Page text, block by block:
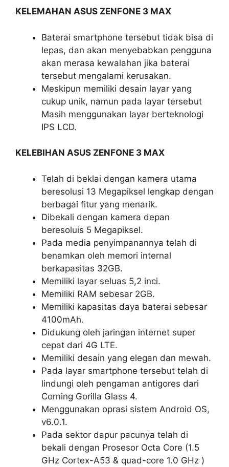
KELEMAHAN ASUS ZENFONE 3 MAX
Baterai smartphone tersebut tidak bisa di
lepas, dan akan menyebabkan pengguna
akan merasa kewalahan jika baterai
tersebut mengalami kerusakan.
Meskipun memiliki desain layar yang
cukup unik, namun pada layar tersebut
Masih menggunakan layar berteknologi
IPS LCD.
KELEBIHAN ASUS ZENFONE 3 MAX
Telah di beklai dengan kamera utama
beresolusi 13 Megapiksel lengkap dengan
berbagai fitur yang menarik.
Dibekali dengan kamera depan
beresoluis 5 Megapiksel.
Pada media penyimpanannya telah di
benamkan oleh memori internal
berkapasitas 32GB.
Memiliki layar seluas 5,2 inci.
Memiliki RAM sebesar 2GB.
Memiliki kapasitas daya baterai sebesar
4100mAh.
Didukung oleh jaringan internet super
cepat dari 4G LTE.
Memiliki desain yang elegan dan mewah.
Pada layar smartphone tersebut telah di
lindungi oleh pengaman antigores dari
Corning Gorilla Glass 4.
Menggunakan oprasi sistem Android OS,
v6.0.1.
Pada sektor dapur pacunya telah di
bekali dengan Prosesor Octa Core (1.5
GHz Cortex-A53 & quad-core 1.0 GHz )